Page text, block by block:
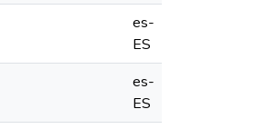
es-
ES
es-
ES